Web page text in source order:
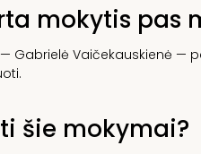
mokytis pas
Gabrielė Vaičekauskienė —
šie mokymai?